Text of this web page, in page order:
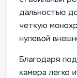
дальностью
четкую
нулевой
Благодаря
камера легко